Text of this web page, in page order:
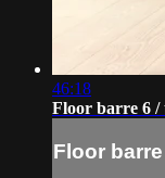
46:18
Floor barre 6 /
Floor